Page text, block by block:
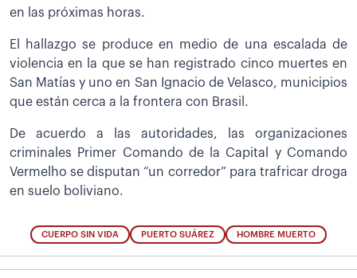
en las próximas horas.
El hallazgo se produce en medio de una escalada de
violencia en la que se han registrado cinco muertes en
San Matías y uno en San Ignacio de Velasco, municipios
que están cerca a la frontera con Brasil.
De acuerdo a las autoridades, las organizaciones
criminales Primer Comando de la Capital y Comando
Vermelho se disputan “un corredor” para trafricar droga
en suelo boliviano.
CUERPO SIN VIDA PUERTO SUÁREZ HOMBRE MUERTO